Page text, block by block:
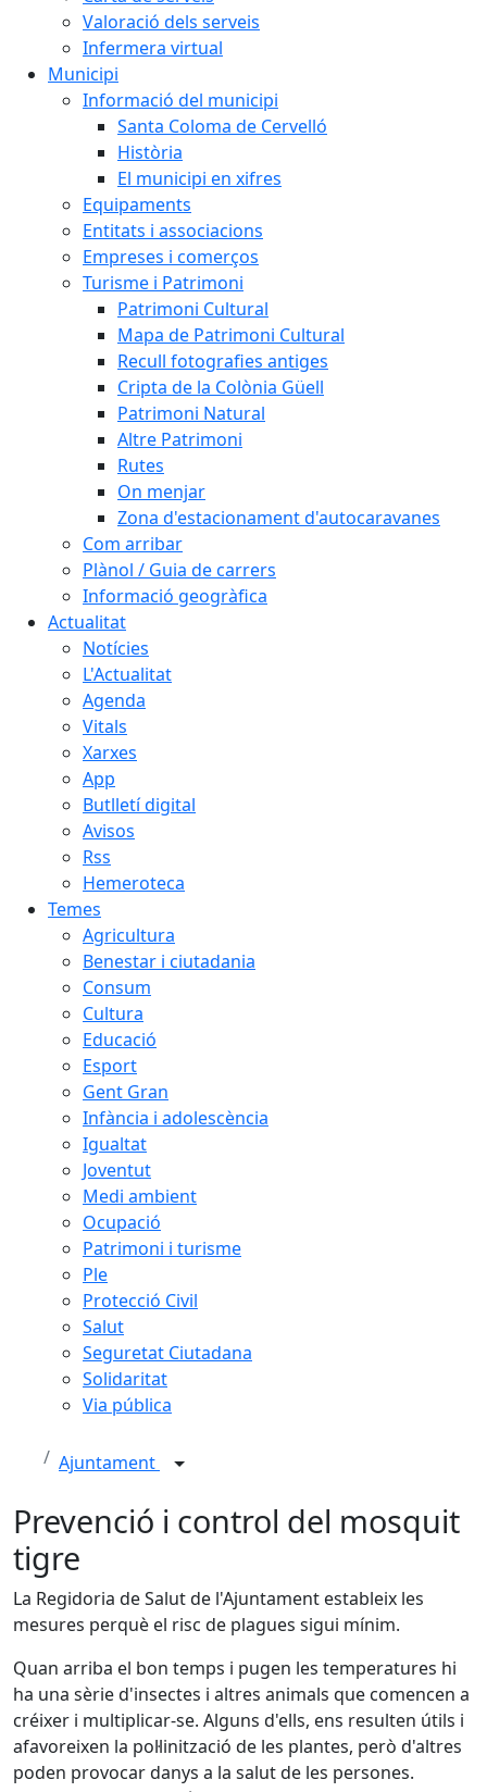
Valoració dels serveis
Infermera virtual
Municipi
Informació del municipi
Santa Coloma de Cervelló
Història
El municipi en xifres
Equipaments
Entitats i associacions
Empreses i comerços
Turisme i Patrimoni
Patrimoni Cultural
Mapa de Patrimoni Cultural
Recull fotografies antiges
Cripta de la Colònia Güell
Patrimoni Natural
Altre Patrimoni
Rutes
On menjar
Zona d'estacionament d'autocaravanes
Com arribar
Plànol / Guia de carrers
Informació geogràfica
Actualitat
Notícies
L'Actualitat
Agenda
Vitals
Xarxes
App
Butlletí digital
Avisos
Rss
Hemeroteca
Temes
Agricultura
Benestar i ciutadania
Consum
Cultura
Educació
Esport
Gent Gran
Infància i adolescència
Igualtat
Joventut
Medi ambient
Ocupació
Patrimoni i turisme
Ple
Protecció Civil
Salut
Seguretat Ciutadana
Solidaritat
Via pública
Ajuntament
Prevenció i control del mosquit
tigre
La Regidoria de Salut de l'Ajuntament estableix les
mesures perquè el risc de plagues sigui mínim.
Quan arriba el bon temps i pugen les temperatures hi
ha una sèrie d'insectes i altres animals que comencen a
créixer i multiplicar-se. Alguns d'ells, ens resulten útils i
afavoreixen la pol·linització de les plantes, però d'altres
poden provocar danys a la salut de les persones.